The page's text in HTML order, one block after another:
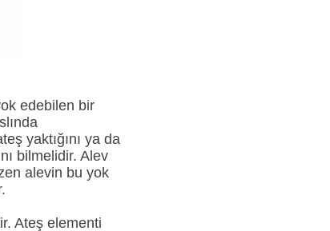
edebilen bir
yaktığını ya da
bilmelidir. Alev
alevin bu yok
Ateş elementi